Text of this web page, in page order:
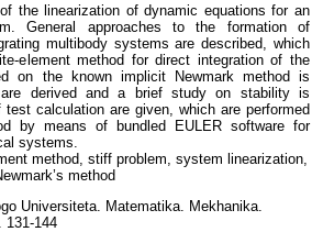
the linearization of dynamic equations for an
General approaches to the formation of
multibody systems are described, which
element method for direct integration of the
on the known implicit Newmark method is
are derived and a brief study on stability is
calculation are given, which are performed
by means of bundled EULER software for
systems.
method, stiff problem, system linearization,
method
Universiteta. Matematika. Mekhanika.
131-144